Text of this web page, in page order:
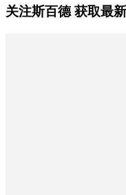
关注斯百德 获取最